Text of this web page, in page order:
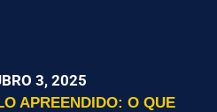
3, 2025
APREENDIDO: O QUE